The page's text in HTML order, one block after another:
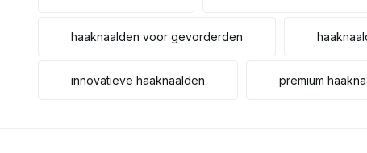
haaknaalden voor gevorderden
innovatieve haaknaalden premium